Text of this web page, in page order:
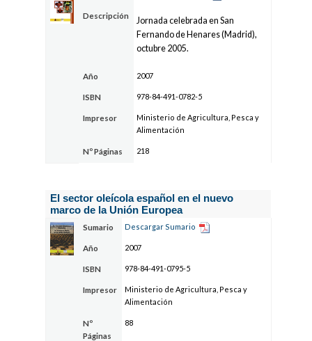
Descripción
Jornada celebrada en San
Fernando de Henares (Madrid),
octubre 2005.
Año 2007
ISBN 978-84-491-0782-5
Impresor
Ministerio de Agricultura, Pesca y
Alimentación
Nº Páginas 218
El sector oleícola español en el nuevo
marco de la Unión Europea
Sumario Descargar Sumario
Año 2007
ISBN 978-84-491-0795-5
Impresor
Ministerio de Agricultura, Pesca y
Alimentación
Nº
Páginas
88